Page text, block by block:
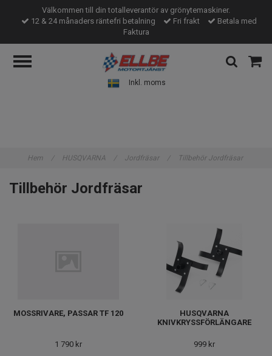
Välkommen till din totalleverantör av grönytemaskiner.
12 & 24 månaders räntefri betalning
Fri frakt
Betala med
Faktura
Inkl. moms
Hem / HUSQVARNA / Jordfräsar / Tillbehör Jordfräsar
Tillbehör Jordfräsar
MOSSRIVARE, PASSAR TF 120
1 790 kr
HUSQVARNA
KNIVKRYSSFÖRLÄNGARE
999 kr